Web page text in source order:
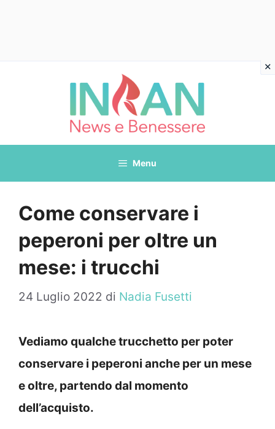
Menu
Come conservare i
peperoni per oltre un
mese: i trucchi
24 Luglio 2022 di Nadia Fusetti
Vediamo qualche trucchetto per poter
conservare i peperoni anche per un mese
e oltre, partendo dal momento
dell’acquisto.